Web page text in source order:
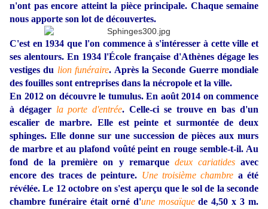
n'ont pas encore atteint la pièce principale. Chaque semaine
nous apporte son lot de découvertes.
C'est en 1934 que l'on commence à s'intéresser à cette ville et
ses alentours. En 1934 l'École française d'Athènes dégage les
vestiges du lion funéraire. Après la Seconde Guerre mondiale
des fouilles sont entreprises dans la nécropole et la ville.
En 2012 on découvre le tumulus. En août 2014 on commence
à dégager la porte d'entrée. Celle-ci se trouve en bas d'un
escalier de marbre. Elle est peinte et surmontée de deux
sphinges. Elle donne sur une succession de pièces aux murs
de marbre et au plafond voûté peint en rouge semble-t-il. Au
fond de la première on y remarque deux cariatides avec
encore des traces de peinture. Une troisième chambre a été
révélée. Le 12 octobre on s'est aperçu que le sol de la seconde
chambre funéraire était orné d'une mosaïque de 4,50 x 3 m.